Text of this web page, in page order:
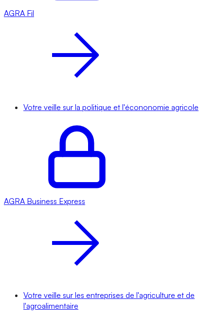
AGRA Fil
Votre veille sur la politique et l'écononomie agricole
AGRA Business Express
Votre veille sur les entreprises de l'agriculture et de
l'agroalimentaire